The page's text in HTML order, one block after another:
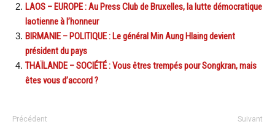
LAOS – EUROPE : Au Press Club de Bruxelles, la lutte démocratique
laotienne à l’honneur
BIRMANIE – POLITIQUE : Le général Min Aung Hlaing devient
président du pays
THAÏLANDE – SOCIÉTÉ : Vous êtres trempés pour Songkran, mais
êtes vous d’accord ?
Précédent Suivant